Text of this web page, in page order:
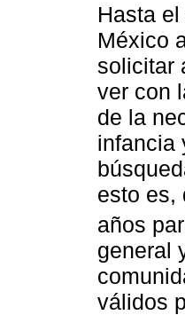
Hasta
México
solicitar
ver con
de la
infancia
esto es,
años
general
válidos